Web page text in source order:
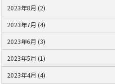
2023年8月 (2)
2023年7月 (4)
2023年6月 (3)
2023年5月 (1)
2023年4月 (4)